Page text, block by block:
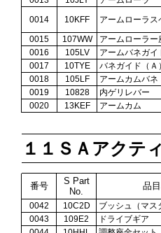
0014
10KFF アームローラス
0015
107WW アームローラー
0016
105LV アームバネガイ
0017
10TYE バネガイド（Ａ
0018
105LF アームカムバネ
0019
10828 内ゲリレバー
0020
13KEF アームカム
１１ＳＡアクテ
番号
S Part
No.
品
0042 10C2D ブッシュ（マス
0043
109E2 ドライブギア